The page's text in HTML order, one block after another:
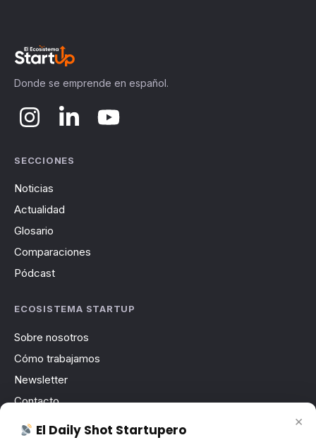
Donde se emprende en español.
SECCIONES
Noticias
Actualidad
Glosario
Comparaciones
Pódcast
ECOSISTEMA STARTUP
Sobre nosotros
Cómo trabajamos
Newsletter
Contacto
Publicidad
×
El Daily Shot Startupero